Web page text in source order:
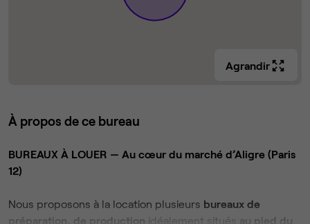
Agrandir
À propos de ce bureau
BUREAUX À LOUER — Au cœur du marché d’Aligre (Paris
12)
Nous proposons à la location plusieurs bureaux de
préparation, de production idéalement situés au pied du